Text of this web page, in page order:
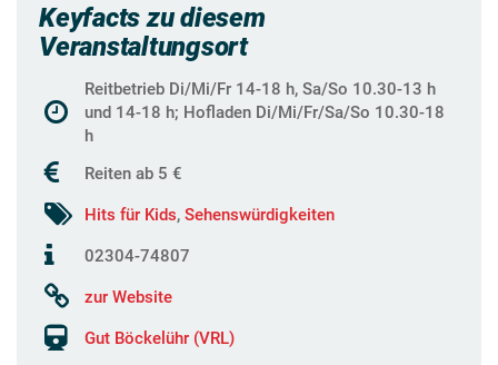
Keyfacts zu diesem
Veranstaltungsort
Reitbetrieb Di/Mi/Fr 14-18 h, Sa/So 10.30-13 h
und 14-18 h; Hofladen Di/Mi/Fr/Sa/So 10.30-18
h
Reiten ab 5 €
Hits für Kids, Sehenswürdigkeiten
02304-74807
zur Website
Gut Böckelühr (VRL)